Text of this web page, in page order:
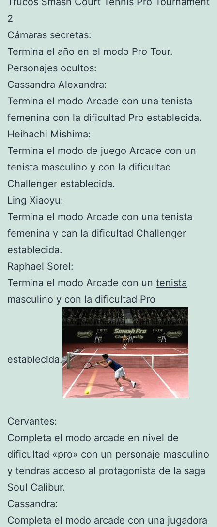
2
Cámaras secretas:
Termina el año en el modo Pro Tour.
Personajes ocultos:
Cassandra Alexandra:
Termina el modo Arcade con una tenista
femenina con la dificultad Pro establecida.
Heihachi Mishima:
Termina el modo de juego Arcade con un
tenista masculino y con la dificultad
Challenger establecida.
Ling Xiaoyu:
Termina el modo Arcade con una tenista
femenina y can la dificultad Challenger
establecida.
Raphael Sorel:
Termina el modo Arcade con un tenista
masculino y con la dificultad Pro
establecida.
Cervantes:
Completa el modo arcade en nivel de
dificultad «pro» con un personaje masculino
y tendras acceso al protagonista de la saga
Soul Calibur.
Cassandra:
Completa el modo arcade con una jugadora